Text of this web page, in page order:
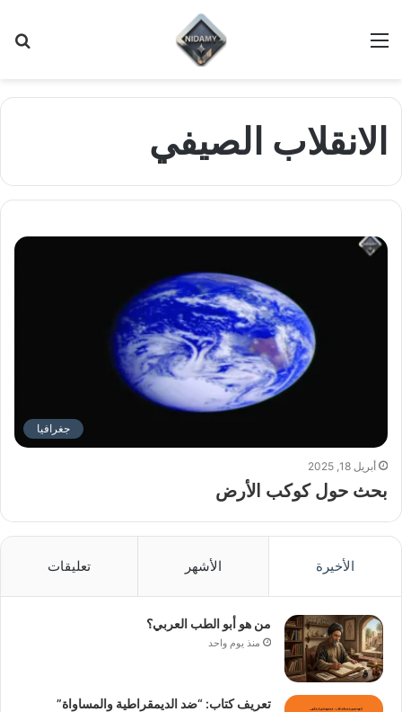
القائمة
الانقلاب الصيفي
جغرافيا
أبريل 18, 2025
بحث حول كوكب الأرض
الأخيرة الأشهر تعليقات
من هو أبو الطب العربي؟
منذ يوم واحد
تعريف كتاب: “ضد الديمقراطية والمساواة”